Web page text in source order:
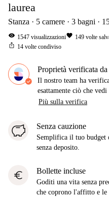
laurea
Stanza 5 camere 3 bagni
visibility 1547 visualizzazionifavorite 149 volte
ios_share 14 volte condiviso
Proprietà verificata
Il nostro team ha
esattamente ciò che
Più sulla verifica
Senza cauzione
Semplifica il tuo budget
senza deposito.
euro Bollette incluse
Goditi una vita senza
che coprono l'affitto e le